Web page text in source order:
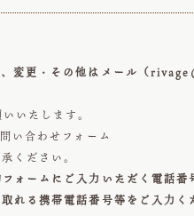
変更・その他はメール（
いたします。
い合わせフォーム
ください。
ームにご入力いただく電話番
れる携帯電話番号等をご入力く